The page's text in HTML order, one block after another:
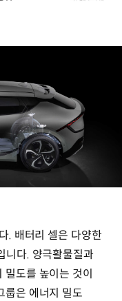
. 배터리 셀은 다양한
니다. 양극활물질과
도를 높이는 것이
룹은 에너지 밀도